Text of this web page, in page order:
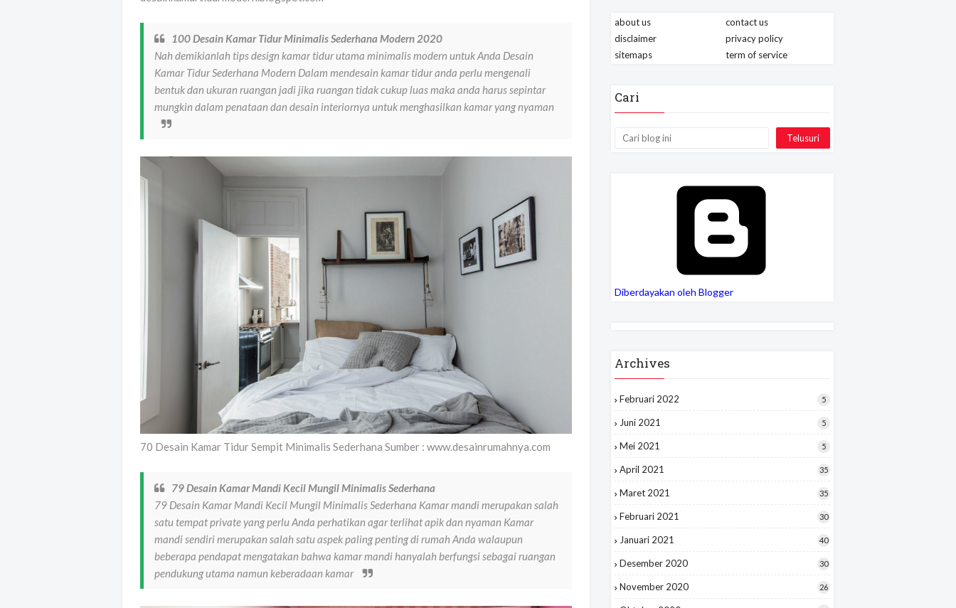
100 Desain Kamar Tidur Minimalis Sederhana Modern 2020
Nah demikianlah tips design kamar tidur utama minimalis modern untuk Anda Desain
Kamar Tidur Sederhana Modern Dalam mendesain kamar tidur anda perlu mengenali
bentuk dan ukuran ruangan jadi jika ruangan tidak cukup luas maka anda harus sepintar
mungkin dalam penataan dan desain interiornya untuk menghasilkan kamar yang nyaman
70 Desain Kamar Tidur Sempit Minimalis Sederhana Sumber : www.desainrumahnya.com
79 Desain Kamar Mandi Kecil Mungil Minimalis Sederhana
79 Desain Kamar Mandi Kecil Mungil Minimalis Sederhana Kamar mandi merupakan salah
satu tempat private yang perlu Anda perhatikan agar terlihat apik dan nyaman Kamar
mandi sendiri merupakan salah satu aspek paling penting di rumah Anda walaupun
beberapa pendapat mengatakan bahwa kamar mandi hanyalah berfungsi sebagai ruangan
pendukung utama namun keberadaan kamar
about us
contact us
disclaimer
privacy policy
sitemaps
term of service
Cari
Diberdayakan oleh Blogger
Archives
Februari 2022 5
Juni 2021 5
Mei 2021 5
April 2021 35
Maret 2021 35
Februari 2021 30
Januari 2021 40
Desember 2020 30
November 2020 26